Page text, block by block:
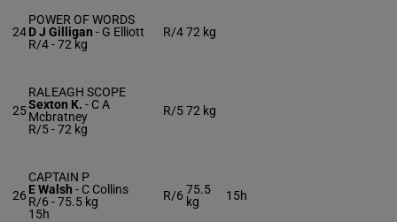
24
POWER OF WORDS
D J Gilligan - G Elliott
R/4 -72 kg
R/472 kg
25
RALEAGH SCOPE
Sexton K. - C A
Mcbratney
R/5 -72 kg
R/572 kg
26
CAPTAIN P
E Walsh - C Collins
R/6 -75.5 kg
15h
R/6 75.5
kg
15h